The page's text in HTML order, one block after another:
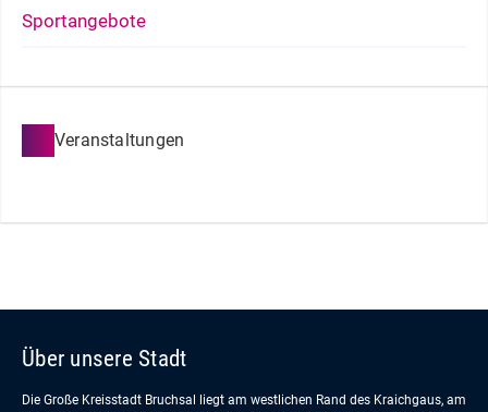
Sportangebote
Veranstaltungen
Über unsere Stadt
Die Große Kreisstadt Bruchsal liegt am westlichen Rand des Kraichgaus, am